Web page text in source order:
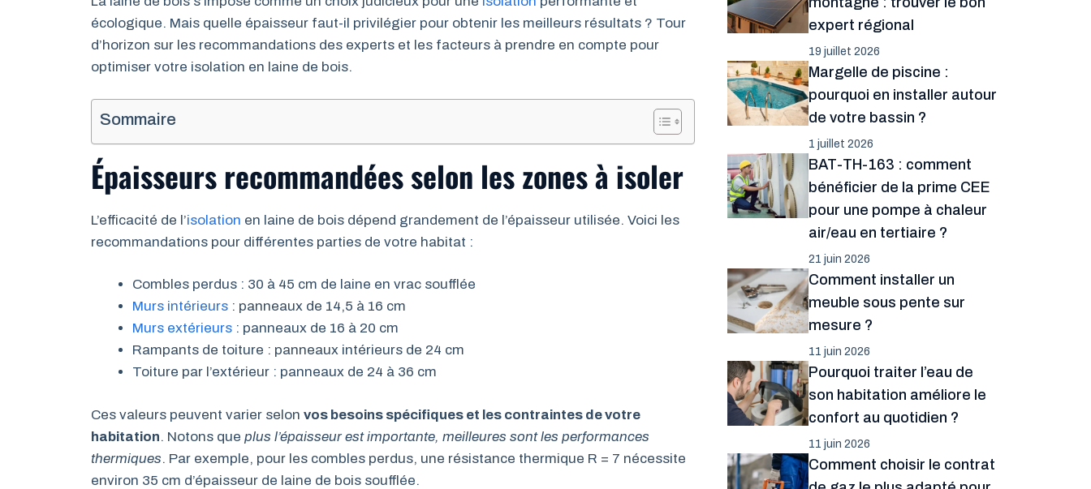
écologique. Mais quelle épaisseur faut-il privilégier pour obtenir les meilleurs résultats ? Tour
d’horizon sur les recommandations des experts et les facteurs à prendre en compte pour
optimiser votre isolation en laine de bois.
Sommaire
Épaisseurs recommandées selon les zones à isoler
L’efficacité de l’isolation en laine de bois dépend grandement de l’épaisseur utilisée. Voici les
recommandations pour différentes parties de votre habitat :
Combles perdus : 30 à 45 cm de laine en vrac soufflée
Murs intérieurs : panneaux de 14,5 à 16 cm
Murs extérieurs : panneaux de 16 à 20 cm
Rampants de toiture : panneaux intérieurs de 24 cm
Toiture par l’extérieur : panneaux de 24 à 36 cm
Ces valeurs peuvent varier selon vos besoins spécifiques et les contraintes de votre
habitation. Notons que plus l’épaisseur est importante, meilleures sont les performances
thermiques. Par exemple, pour les combles perdus, une résistance thermique R = 7 nécessite
environ 35 cm d’épaisseur de laine de bois soufflée.
expert régional
19 juillet 2026
Margelle de piscine :
pourquoi en installer autour
de votre bassin ?
1 juillet 2026
BAT-TH-163 : comment
bénéficier de la prime CEE
pour une pompe à chaleur
air/eau en tertiaire ?
21 juin 2026
Comment installer un
meuble sous pente sur
mesure ?
11 juin 2026
Pourquoi traiter l’eau de
son habitation améliore le
confort au quotidien ?
11 juin 2026
Comment choisir le contrat